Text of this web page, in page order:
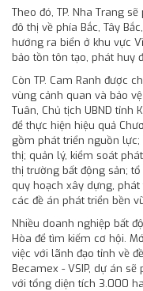
Theo đó, TP. Nha Trang
đô thị về phía Bắc, Tây
hướng ra biển ở khu vực
bảo tồn tôn tạo, phát huy
Còn TP. Cam Ranh được
vùng cảnh quan và bảo
Tuân, Chủ tịch UBND tỉnh
để thực hiện hiệu quả
gồm phát triển nguồn
thị; quản lý, kiểm soát
thị trường bất động sản;
quy hoạch xây dựng,
các đề án phát triển bền
Nhiều doanh nghiệp bất
Hòa để tìm kiếm cơ hội.
việc với lãnh đạo tỉnh về
Becamex - VSIP, dự án
với tổng diện tích 3.000